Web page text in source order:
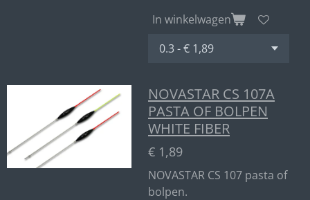
In winkelwagen
NOVASTAR CS 107A
PASTA OF BOLPEN
WHITE FIBER
€ 1,89
NOVASTAR CS 107 pasta of
bolpen.